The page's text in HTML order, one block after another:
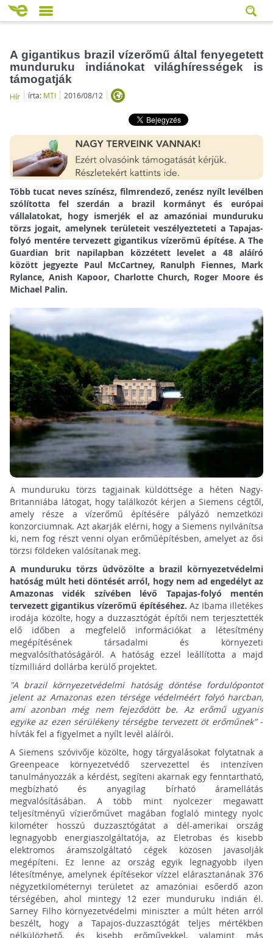
A gigantikus brazil vízerőmű által fenyegetett
munduruku indiánokat világhírességek is
támogatják
Hír írta: MTI 2016/08/12
Több tucat neves színész, filmrendező, zenész nyílt levélben
szólította fel szerdán a brazil kormányt és európai
vállalatokat, hogy ismerjék el az amazóniai munduruku
törzs jogait, amelynek területeit veszélyezteteti a Tapajas-
folyó mentére tervezett gigantikus vízerőmű építése.A The
Guardian brit napilapban közzétett levelet a 48 aláíró
között jegyezte Paul McCartney, Ranulph Fiennes, Mark
Rylance, Anish Kapoor, Charlotte Church, Roger Moore és
Michael Palin.
A munduruku törzs tagjainak küldöttsége a héten Nagy-
Britanniába látogat, hogy találkozót kérjen a Siemens cégtől,
amely része a vízerőmű építésére pályázó nemzetközi
konzorciumnak. Azt akarják elérni, hogy a Siemens nyilvánítsa
ki, nem fog részt venni olyan erőműépítésben, amelyet az ősi
törzsi földeken valósítanak meg.
A munduruku törzs üdvözölte a brazil környezetvédelmi
hatóság múlt heti döntését arról, hogy nem ad engedélyt az
Amazonas vidék szívében lévő Tapajas-folyó mentén
tervezett gigantikus vízerőmű építéséhez. Az Ibama illetékes
irodája közölte, hogy a duzzasztógát építői nem terjesztették
elő időben a megfelelő információkat a létesítmény
megépítésének társadalmi és környezeti
megvalósíthatóságáról. A hatóság ezzel leállította a majd
tízmilliárd dollárba kerülő projektet.
"A brazil környezetvédelmi hatóság döntése fordulópontot
jelent az Amazonas ezen térsége védelméért folyó harcban,
ami azonban még nem fejeződött be. Az erőmű ugyanis
egyike az ezen sérülékeny térségbe tervezett öt erőműnek"-
hívták fel a figyelmet a nyílt levél aláírói.
A Siemens szóvivője közölte, hogy tárgyalásokat folytatnak a
Greenpeace környezetvédő szervezettel és intenzíven
tanulmányozzák a kérdést, segíteni akarnak egy fenntartható,
megbízható és anyagilag bírható áramellátás
megvalósításában. A több mint nyolcezer megawatt
teljesítményű vízierőművet magában foglaló mintegy nyolc
kilométer hosszú duzzasztógátat a dél-amerikai ország
legnagyobb energiaszolgáltatója, az Eletrobas és kisebb
elektromos áramszolgáltató cégek közösen javasolják
megépíteni. Ez lenne az ország egyik legnagyobb ilyen
létesítménye, amelynek építésekor vízzel elárasztanának 376
négyzetkilométernyi területet az amazóniai esőerdő azon
térségében, ahol mintegy 12 ezer munduruku indián él.
Sarney Filho környezetvédelmi miniszter a múlt héten arról
beszélt, hogy a Tapajos-duzzasztógát teljes mértékben
nélkülözhető, és kisebb erőművekkel, valamint más